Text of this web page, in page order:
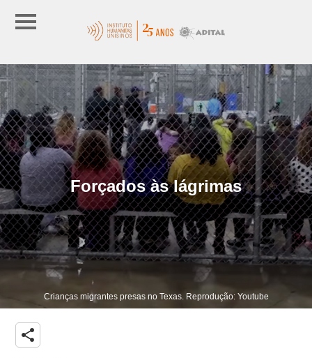
Forçados às lágrimas
Crianças migrantes presas no Texas. Reprodução: Youtube
share